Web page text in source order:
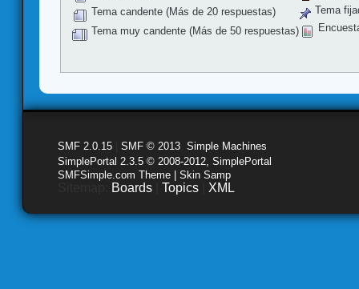
Tema candente (Más de 20 respuestas)
Tema muy candente (Más de 50 respuestas)
Tema
SMF 2.0.15 SMF © 2013 Simple Machines
SimplePortal 2.3.5 © 2008-2012, SimplePortal
SMFSimple.com Theme | Skin Samp
Boards Topics XML